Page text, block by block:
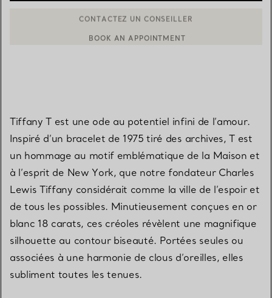
Tiffany T est une ode au potentiel infini de l’amour.
Inspiré d’un bracelet de 1975 tiré des archives, T est
un hommage au motif emblématique de la Maison et
à l’esprit de New York, que notre fondateur Charles
Lewis Tiffany considérait comme la ville de l’espoir et
de tous les possibles. Minutieusement conçues en or
blanc 18 carats, ces créoles révèlent une magnifique
silhouette au contour biseauté. Portées seules ou
associées à une harmonie de clous d’oreilles, elles
subliment toutes les tenues.